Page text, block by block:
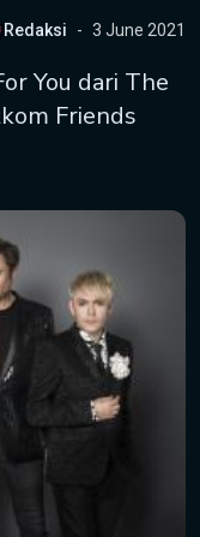
Redaksi 3 June 2021
You dari The
Friends